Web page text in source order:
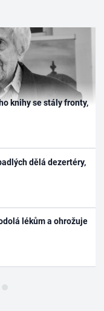
knihy se stály fronty,
dělá dezertéry,
lékům a ohrožuje